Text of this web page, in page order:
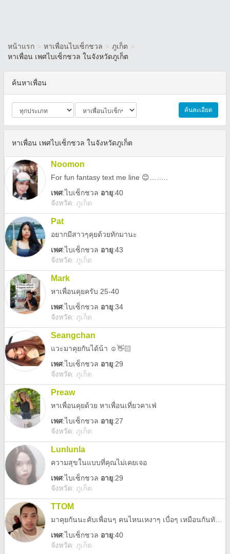
หน้าแรก > หาเพื่อนไบเซ็กชวล > ภูเก็ต >
หาเพื่อน เพศไบเซ็กชวล ในจังหวัดภูเก็ต
ค้นหาเพื่อน
ค้นละเอียด
หาเพื่อน เพศไบเซ็กชวล ในจังหวัดภูเก็ต
Noomon
For fun fantasy text me line 😊……..
เพศ:ไบเซ็กชวล อายุ:40
จังหวัด: ภูเก็ต
Pat
อยากมีสาวๆคุยด้วยทักมานะ
เพศ:ไบเซ็กชวล อายุ:43
จังหวัด: ภูเก็ต
Mark
หาเพื่อนคุยครับ 25-40
เพศ:ไบเซ็กชวล อายุ:34
จังหวัด: ภูเก็ต
Seangchan
แวะมาคุยกันได้น้า ☺️👋🏻
เพศ:ไบเซ็กชวล อายุ:29
จังหวัด: ภูเก็ต
Preaw
หาเพื่อนคุยด้วย หาเพื่อนเที่ยวคาเฟ่
เพศ:ไบเซ็กชวล อายุ:27
จังหวัด: ภูเก็ต
Lunlunla
ความสุขในแบบที่คุณไม่เคยเจอ
เพศ:ไบเซ็กชวล อายุ:29
จังหวัด: ภูเก็ต
TTOM
เพศ:ไบเซ็กชวล อายุ:40
จังหวัด: ภูเก็ต